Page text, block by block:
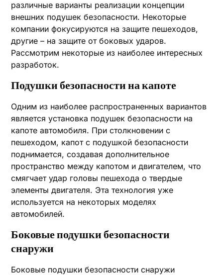
различные варианты реализации концепции
внешних подушек безопасности. Некоторые
компании фокусируются на защите пешеходов,
другие – на защите от боковых ударов.
Рассмотрим некоторые из наиболее интересных
разработок.
Подушки безопасности на капоте
Одним из наиболее распространенных вариантов
является установка подушек безопасности на
капоте автомобиля. При столкновении с
пешеходом, капот с подушкой безопасности
поднимается, создавая дополнительное
пространство между капотом и двигателем, что
смягчает удар головы пешехода о твердые
элементы двигателя. Эта технология уже
используется на некоторых моделях
автомобилей.
Боковые подушки безопасности
снаружи
Боковые подушки безопасности снаружи